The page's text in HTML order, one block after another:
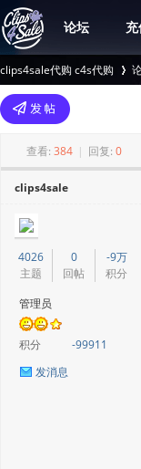
论坛
clips4sale代购 c4s代购
>
查看: 384 | 回复: 0
clips4sale
4026
主题
0
回帖
-9万
积分
管理员
积分
-99911
发消息